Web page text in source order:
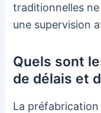
traditionnelles
une supervision
Quels sont
de délais et
La